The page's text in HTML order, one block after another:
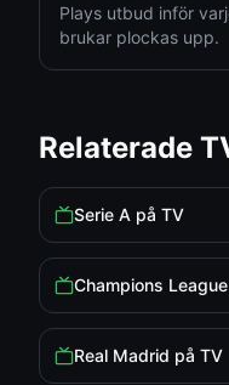
Plays utbud inför
brukar plockas upp.
Relaterade
Serie A på TV
Champions
Real Madrid på TV